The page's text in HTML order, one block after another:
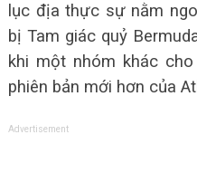
lục địa thực sự nằm
bị Tam giác quỷ
khi một nhóm khác
phiên bản mới hơn của
Advertisement